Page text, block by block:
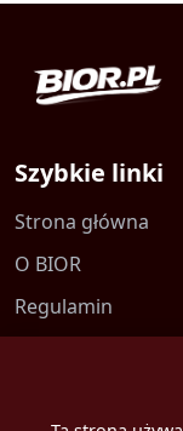
Szybkie linki
Strona główna
O BIOR
Regulamin